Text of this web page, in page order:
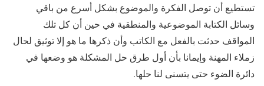
تستطيع أن توصل الفكرة والموضوع بشكل أسرع من باقي
وسائل الكتابة الموضوعية والمنطقية في حين أن كل تلك
المواقف حدثت بالفعل مع الكاتب وأن ذكرها ما هو إلا توثيق لحال
زملاء المهنة وإيمانا بأن أول طرق حل المشكلة هو وضعها في
دائرة الضوء حتى يتسنى لنا حلها.